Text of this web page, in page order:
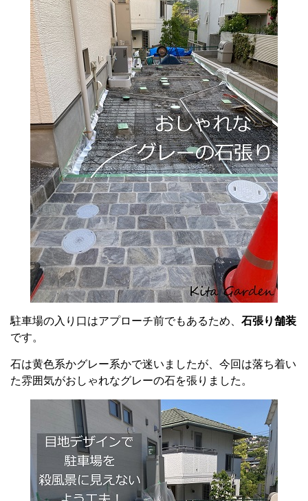
駐車場の入り口はアプローチ前でもあるため、 石張り舗装
です。
石は黄色系かグレー系かで迷いましたが、今回は落ち着い
た雰囲気がおしゃれなグレーの石を張りました。